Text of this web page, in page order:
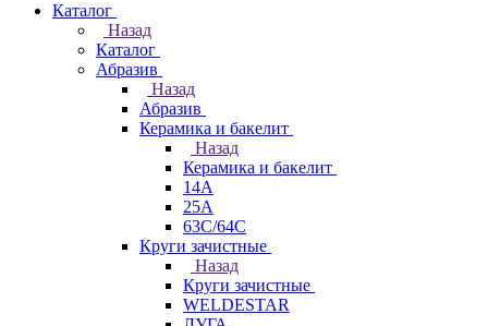
Каталог
Назад
Каталог
Абразив
Назад
Абразив
Керамика и бакелит
Назад
Керамика и бакелит
14А
25А
63С/64С
Круги зачистные
Назад
Круги зачистные
WELDESTAR